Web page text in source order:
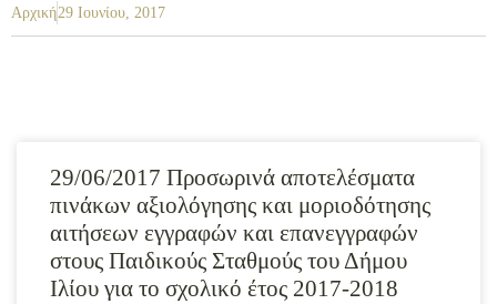
Αρχική29 Ιουνίου, 2017
29/06/2017 Προσωρινά αποτελέσματα
πινάκων αξιολόγησης και μοριοδότησης
αιτήσεων εγγραφών και επανεγγραφών
στους Παιδικούς Σταθμούς του Δήμου
Ιλίου για το σχολικό έτος 2017-2018